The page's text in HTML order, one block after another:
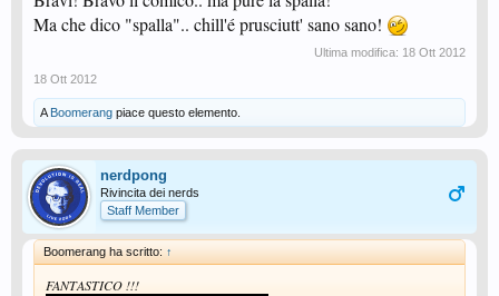
Ma che dico "spalla".. chill'é prusciutt' sano sano!
Ultima modifica: 18 Ott 2012
18 Ott 2012
A Boomerang piace questo elemento.
nerdpong
Rivincita dei nerds
Staff Member
Boomerang ha scritto: ↑
FANTASTICO !!!